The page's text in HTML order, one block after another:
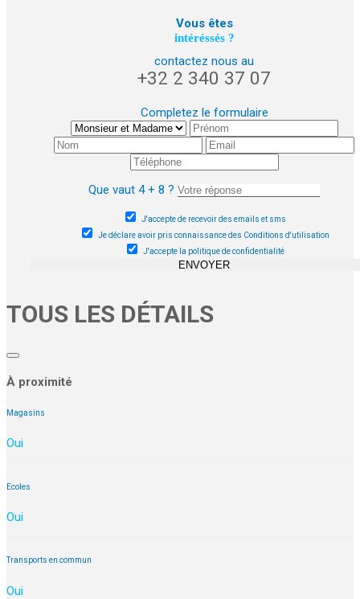
Vous êtes
intéréssés ?
contactez nous au
+32 2 340 37 07
Completez le formulaire
Que vaut 4 + 8 ?
J'accepte de recevoir des emails et sms
Je déclare avoir pris connaissance des Conditions d'utilisation
J'accepte la politique de confidentialité
ENVOYER
TOUS LES DÉTAILS
À proximité
Magasins
Oui
Ecoles
Oui
Transports en commun
Oui